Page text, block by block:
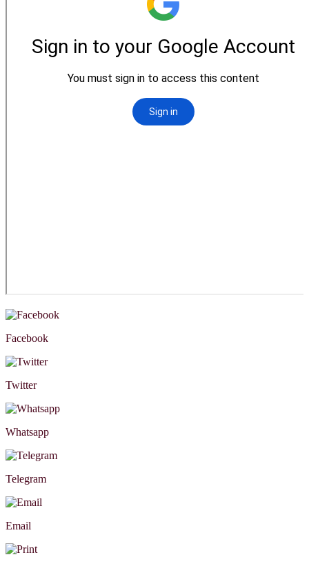
Facebook
Twitter
Whatsapp
Telegram
Email